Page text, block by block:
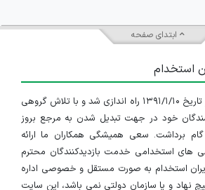
ابتدای صفحه
استخدام
سایت ایران استخدام در تاریخ ۱۳۹۱/۱/۱۰ راه اندازی شد و با تلاش گروهی
خود در جهت تبدیل شدن به مرجع بروز
برداشت. سعی همیشگی همکاران ما ارائه
های استخدامی خدمت بازدیدکنندگان محترم
استخدام به صورت مستقل و خصوصی اداره
نهاد و یا سازمان دولتی نمی باشد، این سایت